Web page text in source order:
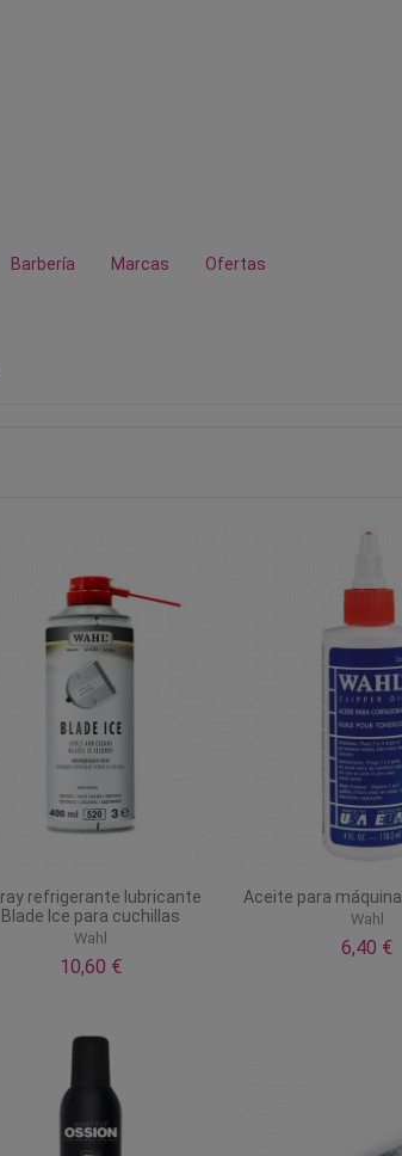
Barbería Marcas Ofertas
refrigerante lubricante
Blade Ice para cuchillas
Wahl
10,60 €
Aceite para
Wahl
6,40 €